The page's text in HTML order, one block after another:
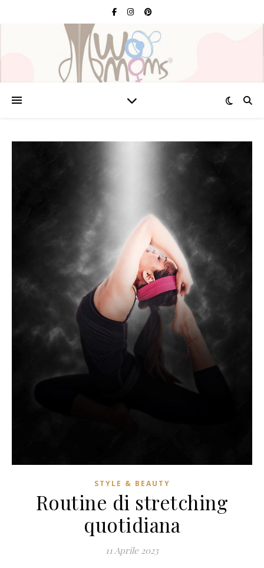
STYLE & BEAUTY
Routine di stretching
quotidiana
11 Aprile 2023